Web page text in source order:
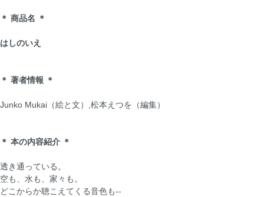
＊ 商品名 ＊
はしのいえ
＊ 著者情報 ＊
Junko Mukai（絵と文）,松本えつを（編集）
＊ 本の内容紹介 ＊
透き通っている。
空も、水も、家々も。
どこからか聴こえてくる音色も--